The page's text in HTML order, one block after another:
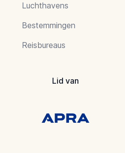
Luchthavens
Bestemmingen
Reisbureaus
Lid van